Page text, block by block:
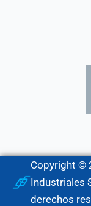
Copyright ©
Industriales
derechos